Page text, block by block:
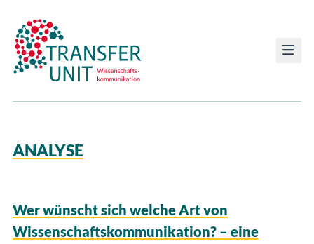
Transfer Unit
ANALYSE
Wer wünscht sich welche Art von
Wissenschaftskommunikation? – eine